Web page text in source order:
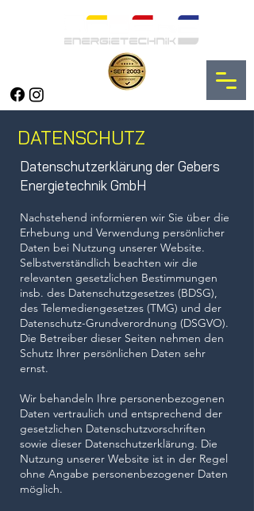
DATENSCHUTZ
Datenschutzerklärung der Gebers
Energietechnik GmbH
​Nachstehend informieren wir Sie über die
Erhebung und Verwendung persönlicher
Daten bei Nutzung unserer Website.
Selbstverständlich beachten wir die
relevanten gesetzlichen Bestimmungen
insb. des Datenschutzgesetzes (BDSG),
des Telemediengesetzes (TMG) und der
Datenschutz-Grundverordnung (DSGVO).
Die Betreiber dieser Seiten nehmen den
Schutz Ihrer persönlichen Daten sehr
ernst.
Wir behandeln Ihre personenbezogenen
Daten vertraulich und entsprechend der
gesetzlichen Datenschutzvorschriften
sowie dieser Datenschutzerklärung. Die
Nutzung unserer Website ist in der Regel
ohne Angabe personenbezogener Daten
möglich.